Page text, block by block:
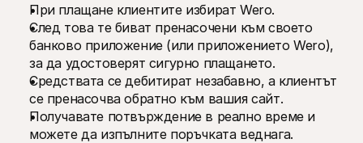
При плащане клиентите избират Wero.
След това те биват пренасочени към своето
банково приложение (или приложението Wero),
за да удостоверят сигурно плащането.
Средствата се дебитират незабавно, а клиентът
се пренасочва обратно към вашия сайт.
Получавате потвърждение в реално време и
можете да изпълните поръчката веднага.